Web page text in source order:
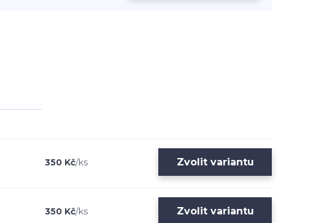
350 Kč/ks Zvolit variantu
350 Kč/ks Zvolit variantu